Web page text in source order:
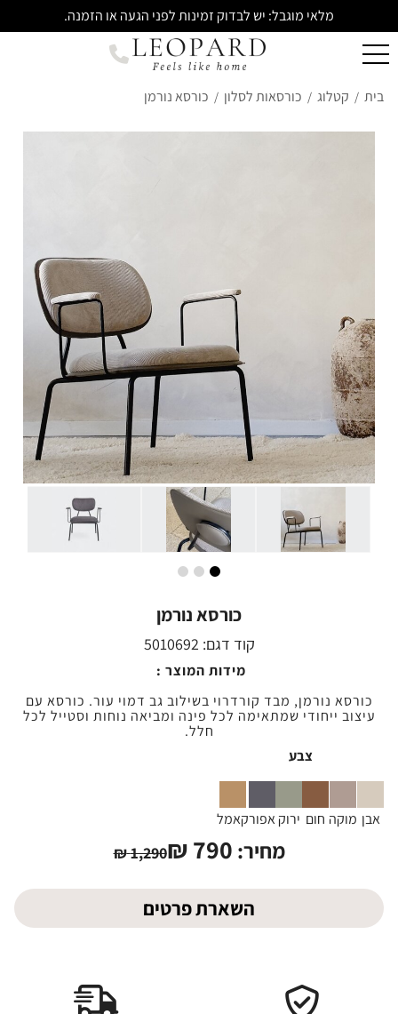
מלאי מוגבל: יש לבדוק זמינות לפני הגעה או הזמנה.
בית / קטלוג / כורסאות לסלון / כורסא נורמן
כורסא נורמן
קוד דגם: 5010692
מידות המוצר :
כורסא נורמן, מבד קורדרוי בשילוב גב דמוי עור. כורסא עם
עיצוב ייחודי שמתאימה לכל פינה ומביאה נוחות וסטייל לכל
חלל.
צבע
אבן מוקה חום ירוקאפורקאמל
מחיר: 790
₪
1,290
₪
השארת פרטים